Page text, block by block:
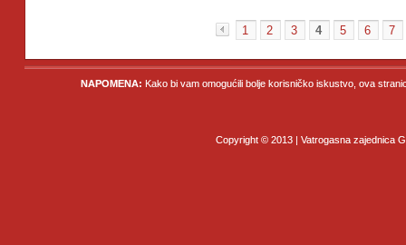
«
1 2 3 4 5 6 7
NAPOMENA: Kako bi vam omogućili bolje korisničko iskustvo, ova
Copyright © 2013 | Vatrogasna zajednica